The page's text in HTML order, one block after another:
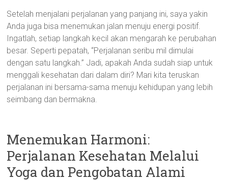
Setelah menjalani perjalanan yang panjang ini, saya yakin
Anda juga bisa menemukan jalan menuju energi positif.
Ingatlah, setiap langkah kecil akan mengarah ke perubahan
besar. Seperti pepatah, “Perjalanan seribu mil dimulai
dengan satu langkah.” Jadi, apakah Anda sudah siap untuk
menggali kesehatan dari dalam diri? Mari kita teruskan
perjalanan ini bersama-sama menuju kehidupan yang lebih
seimbang dan bermakna.
Menemukan Harmoni:
Perjalanan Kesehatan Melalui
Yoga dan Pengobatan Alami